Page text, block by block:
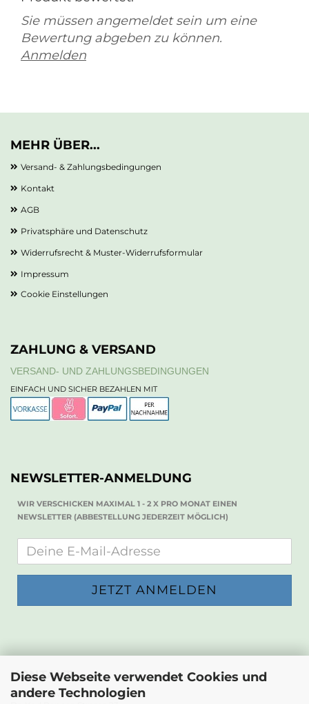
Diese Webseite verwendet Cookies und
andere Technologien
Sie müssen angemeldet sein um eine
Bewertung abgeben zu können.
Anmelden
MEHR ÜBER...
Versand- & Zahlungsbedingungen
Kontakt
AGB
Privatsphäre und Datenschutz
Widerrufsrecht & Muster-Widerrufsformular
Impressum
Cookie Einstellungen
ZAHLUNG & VERSAND
VERSAND- UND ZAHLUNGSBEDINGUNGEN
EINFACH UND SICHER BEZAHLEN MIT
NEWSLETTER-ANMELDUNG
WIR VERSCHICKEN MAXIMAL 1 - 2 X PRO MONAT EINEN
NEWSLETTER (ABBESTELLUNG JEDERZEIT MÖGLICH)
KONTAKT
Die Papierwerkstatt